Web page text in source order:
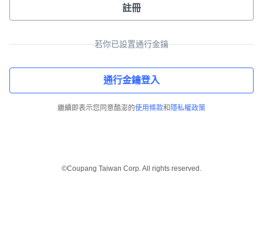
註冊
若你已設置通行金鑰
通行金鑰登入
繼續即表示您同意酷澎的使用條款和 隱私權政策
©Coupang Taiwan Corp. All rights reserved.